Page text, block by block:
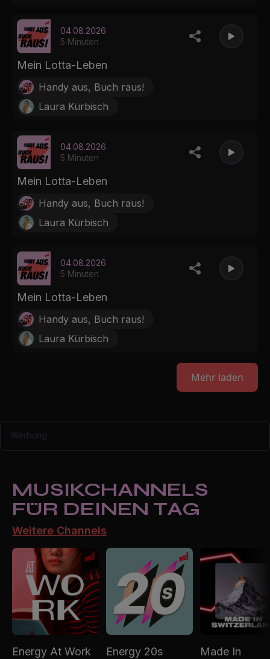
04.08.2026
5 Minuten
Mein Lotta-Leben
Handy aus, Buch raus!
Laura Kürbisch
04.08.2026
5 Minuten
Mein Lotta-Leben
Handy aus, Buch raus!
Laura Kürbisch
04.08.2026
5 Minuten
Mein Lotta-Leben
Handy aus, Buch raus!
Laura Kürbisch
Mehr laden
Werbung
MUSIKCHANNELS
FÜR DEINEN TAG
Weitere Channels
Energy At Work Energy 20s
Made In